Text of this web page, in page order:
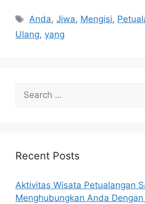
Tags
Anda,Jiwa, Mengisi,
Ulang, yang
Search
for:
Recent Posts
Aktivitas Wisata Petualangan
Menghubungkan Anda